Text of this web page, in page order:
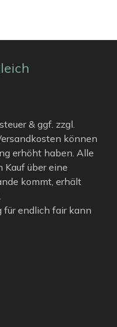
& ggf. zzgl.
können
erhöht haben. Alle
Kauf über eine
kommt, erhält
für endlich fair kann